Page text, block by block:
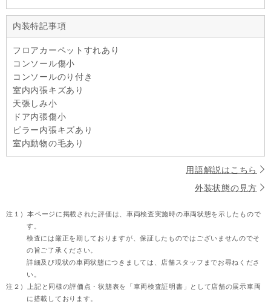
内装特記事項
フロアカーペットすれあり
コンソール傷小
コンソールのり付き
室内内張キズあり
天張しみ小
ドア内張傷小
ピラー内張キズあり
室内動物の毛あり
用語解説はこちら
外装状態の見方
注１）本ページに掲載された評価は、車両検査実施時の車両状態を示したもので
す。
検査には厳正を期しておりますが、保証したものではございませんのでそ
の旨ご了承ください。
詳細及び現状の車両状態につきましては、店舗スタッフまでお尋ねくださ
い。
注２）
上記と同様の評価点・状態表を「車両検査証明書」として店舗の展示車両
に搭載しております。